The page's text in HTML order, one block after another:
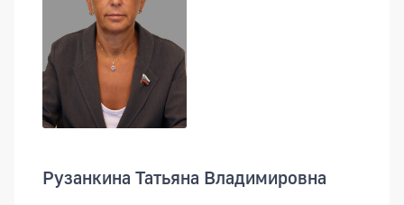
Рузанкина Татьяна Владимировна